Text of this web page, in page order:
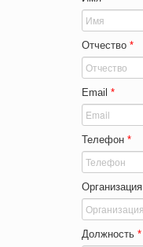
Отчество *
Email *
Телефон *
Организация
Должность *